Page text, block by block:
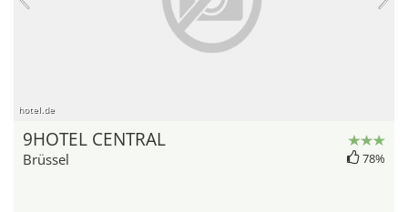
hotel.de
9HOTEL CENTRAL
Brüssel 78%